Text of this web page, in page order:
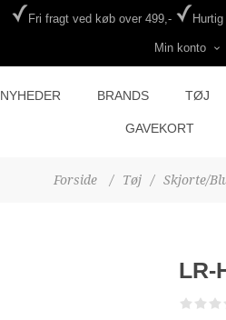
Fri fragt ved køb over 499,-
Min konto
NYHEDER BRANDS TØJ
GAVEKORT
Forside / Tøj / Skjorte/
LR-